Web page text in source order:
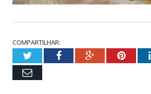
COMPARTILHAR:
TwitterFacebookGoogle+
Email